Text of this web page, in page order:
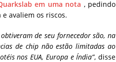
em uma nota , pedindo
avaliem os riscos.
de seu fornecedor são, na
de chip não estão limitadas ao
nos EUA, Europa e Índia”, disse